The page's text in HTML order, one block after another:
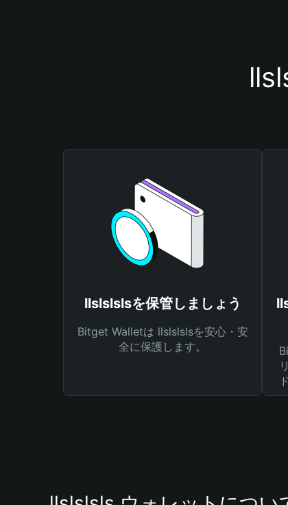
llslslslsを保管しましょう
Bitget Walletは llslslslsを安心・安
全に保護します。